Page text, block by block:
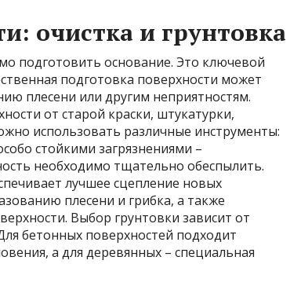
очистка и грунтовка
подготовить основание. Это ключевой
подготовка поверхности может
плесени или другим неприятностям.
от старой краски, штукатурки,
использовать различные инструменты:
стойкими загрязнениями –
необходимо тщательно обеспылить.
лучшее сцепление новых
плесени и грибка, а также
Выбор грунтовки зависит от
бетонных поверхностей подходит
а для деревянных – специальная